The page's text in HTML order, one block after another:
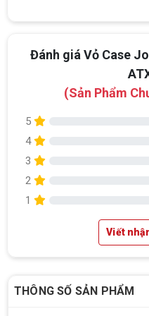
Đánh giá Vỏ Case
(Sản Phẩm
5
4
3
2
1
Viết
THÔNG SỐ SẢN PHẨM
Top 18